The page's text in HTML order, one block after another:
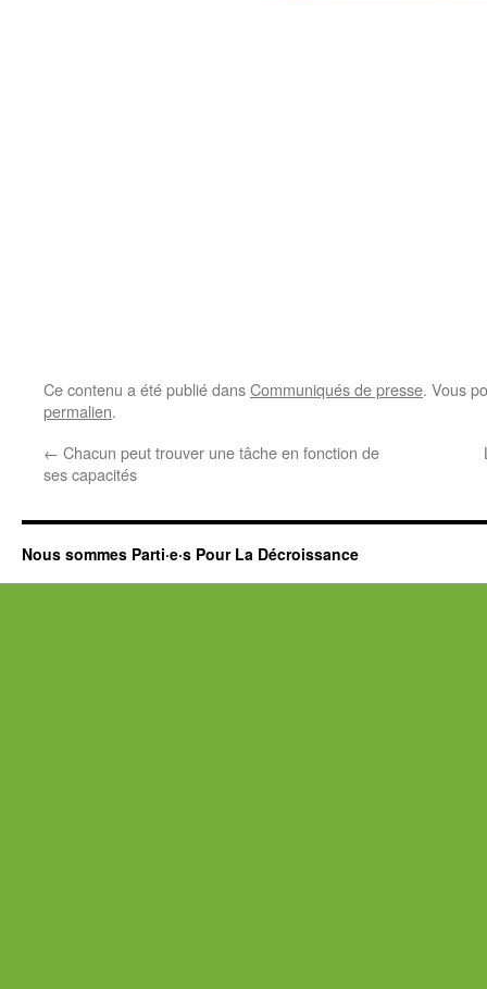
Ce contenu a été publié dansCommuniqués de presse. Vous
permalien.
← Chacun peut trouver une tâche en fonction de
ses capacités
Nous sommes Parti·e·s Pour La Décroissance